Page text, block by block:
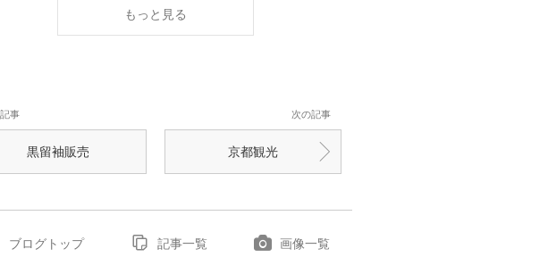
もっと見る
事
黒留袖販売
次の記事
京都観光
ブログトップ 記事一覧 画像一覧